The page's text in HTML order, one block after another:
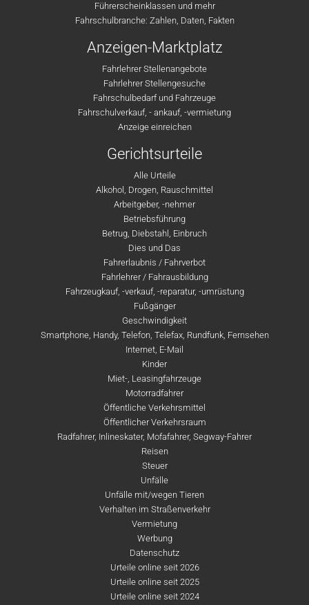
Führerscheinklassen und mehr
Fahrschulbranche: Zahlen, Daten, Fakten
Anzeigen-Marktplatz
Fahrlehrer Stellenangebote
Fahrlehrer Stellengesuche
Fahrschulbedarf und Fahrzeuge
Fahrschulverkauf, - ankauf, -vermietung
Anzeige einreichen
Gerichtsurteile
Alle Urteile
Alkohol, Drogen, Rauschmittel
Arbeitgeber, -nehmer
Betriebsführung
Betrug, Diebstahl, Einbruch
Dies und Das
Fahrerlaubnis / Fahrverbot
Fahrlehrer / Fahrausbildung
Fahrzeugkauf, -verkauf, -reparatur, -umrüstung
Fußgänger
Geschwindigkeit
Smartphone, Handy, Telefon, Telefax, Rundfunk, Fernsehen
Internet, E-Mail
Kinder
Miet-, Leasingfahrzeuge
Motorradfahrer
Öffentliche Verkehrsmittel
Öffentlicher Verkehrsraum
Radfahrer, Inlineskater, Mofafahrer, Segway-Fahrer
Reisen
Steuer
Unfälle
Unfälle mit/wegen Tieren
Verhalten im Straßenverkehr
Vermietung
Werbung
Datenschutz
Urteile online seit 2026
Urteile online seit 2025
Urteile online seit 2024